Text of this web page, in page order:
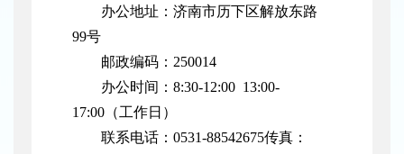
办公地址：济南市历下区解放东路
99号
邮政编码：250014
办公时间：8:30-12:00 13:00-
17:00（工作日）
联系电话：0531-88542675传真：